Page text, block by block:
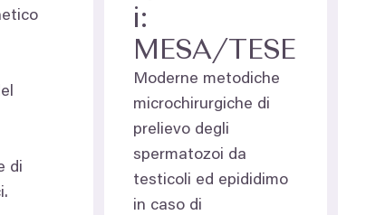
di
i:
MESA/TESE
Moderne metodiche
microchirurgiche di
prelievo degli
spermatozoi da
testicoli ed epididimo
in caso di